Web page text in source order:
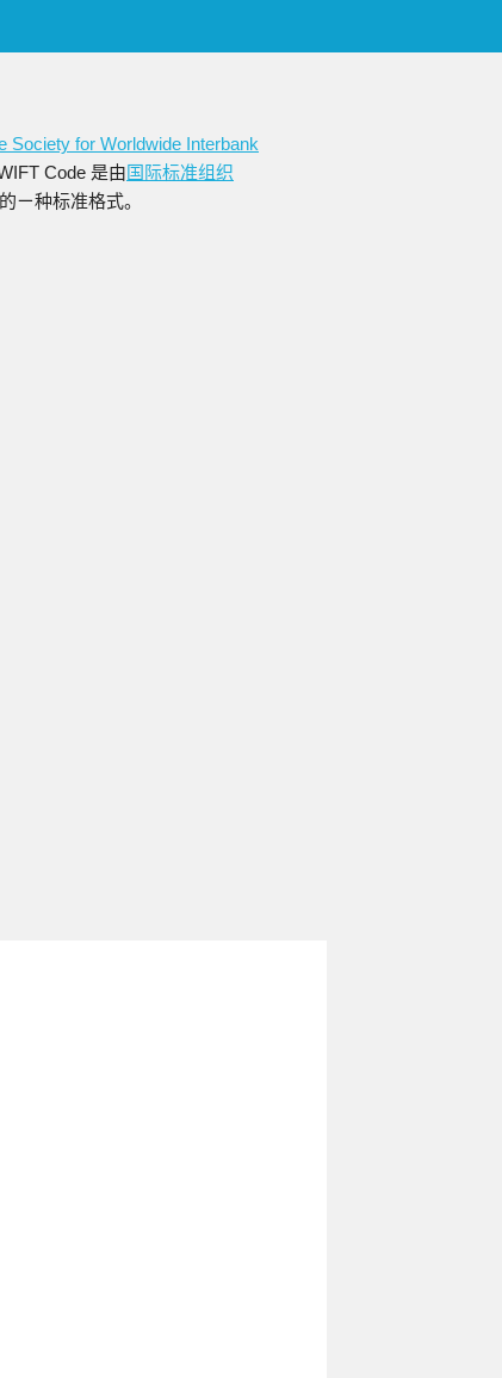
Society for Worldwide Interbank
Code 是由国际标准组织
ㄧ种标准格式。